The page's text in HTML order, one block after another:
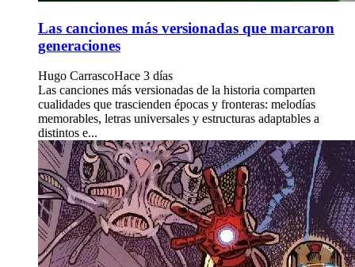
Las canciones más versionadas que marcaron
generaciones
Hugo CarrascoHace 3 días
Las canciones más versionadas de la historia comparten
cualidades que trascienden épocas y fronteras: melodías
memorables, letras universales y estructuras adaptables a
distintos e...